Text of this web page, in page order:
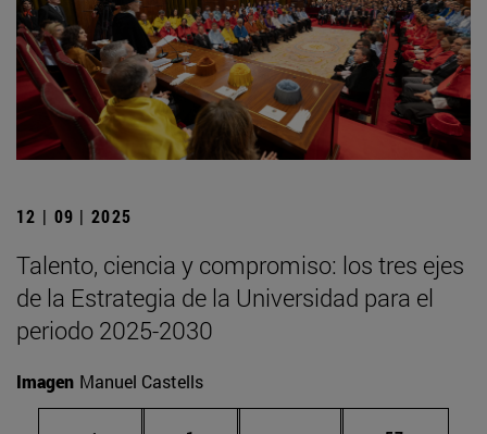
12 | 09 | 2025
Talento, ciencia y compromiso: los tres ejes
de la Estrategia de la Universidad para el
periodo 2025-2030
Imagen Manuel Castells